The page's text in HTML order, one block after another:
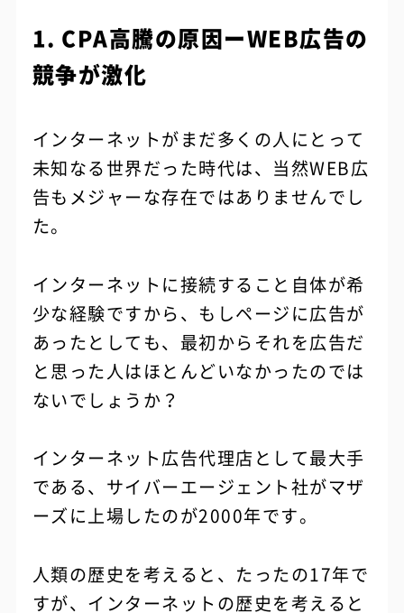
1. CPA高騰の原因ーWEB広告の
競争が激化
インターネットがまだ多くの人にとって
未知なる世界だった時代は、当然WEB広
告もメジャーな存在ではありませんでし
た。
インターネットに接続すること自体が希
少な経験ですから、もしページに広告が
あったとしても、最初からそれを広告だ
と思った人はほとんどいなかったのでは
ないでしょうか？
インターネット広告代理店として最大手
である、サイバーエージェント社がマザ
ーズに上場したのが2000年です。
人類の歴史を考えると、たったの17年で
すが、インターネットの歴史を考えると